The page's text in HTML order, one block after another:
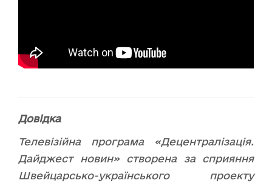
Довідка
Телевізійна програма «Децентралізація.
Дайджест новин» створена за сприяння
Швейцарсько-українського проекту